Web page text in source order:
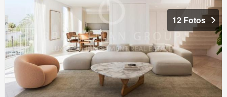
12 Fotos